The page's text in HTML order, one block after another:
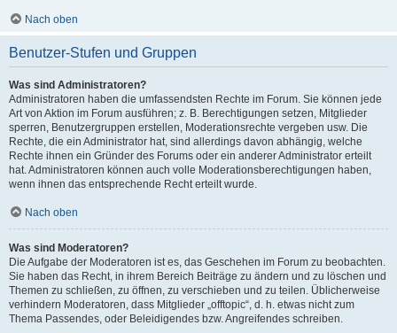
Nach oben
Benutzer-Stufen und Gruppen
Was sind Administratoren?
Administratoren haben die umfassendsten Rechte im Forum. Sie können jede
Art von Aktion im Forum ausführen; z. B. Berechtigungen setzen, Mitglieder
sperren, Benutzergruppen erstellen, Moderationsrechte vergeben usw. Die
Rechte, die ein Administrator hat, sind allerdings davon abhängig, welche
Rechte ihnen ein Gründer des Forums oder ein anderer Administrator erteilt
hat. Administratoren können auch volle Moderationsberechtigungen haben,
wenn ihnen das entsprechende Recht erteilt wurde.
Nach oben
Was sind Moderatoren?
Die Aufgabe der Moderatoren ist es, das Geschehen im Forum zu beobachten.
Sie haben das Recht, in ihrem Bereich Beiträge zu ändern und zu löschen und
Themen zu schließen, zu öffnen, zu verschieben und zu teilen. Üblicherweise
verhindern Moderatoren, dass Mitglieder „offtopic“, d. h. etwas nicht zum
Thema Passendes, oder Beleidigendes bzw. Angreifendes schreiben.